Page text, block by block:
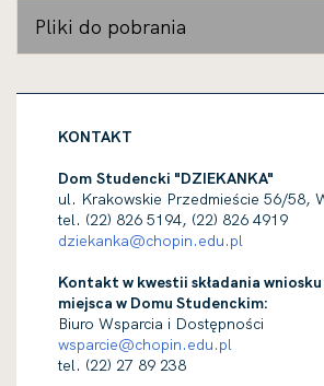
Pliki do pobrania
KONTAKT
Dom Studencki "DZIEKANKA"
ul. Krakowskie Przedmieście 56/58,
tel. (22) 826 5194, (22) 826 4919
dziekanka@chopin.edu.pl
Kontakt w kwestii składania
miejsca w Domu Studenckim:
Biuro Wsparcia i Dostępności
wsparcie@chopin.edu.pl
tel. (22) 27 89 238